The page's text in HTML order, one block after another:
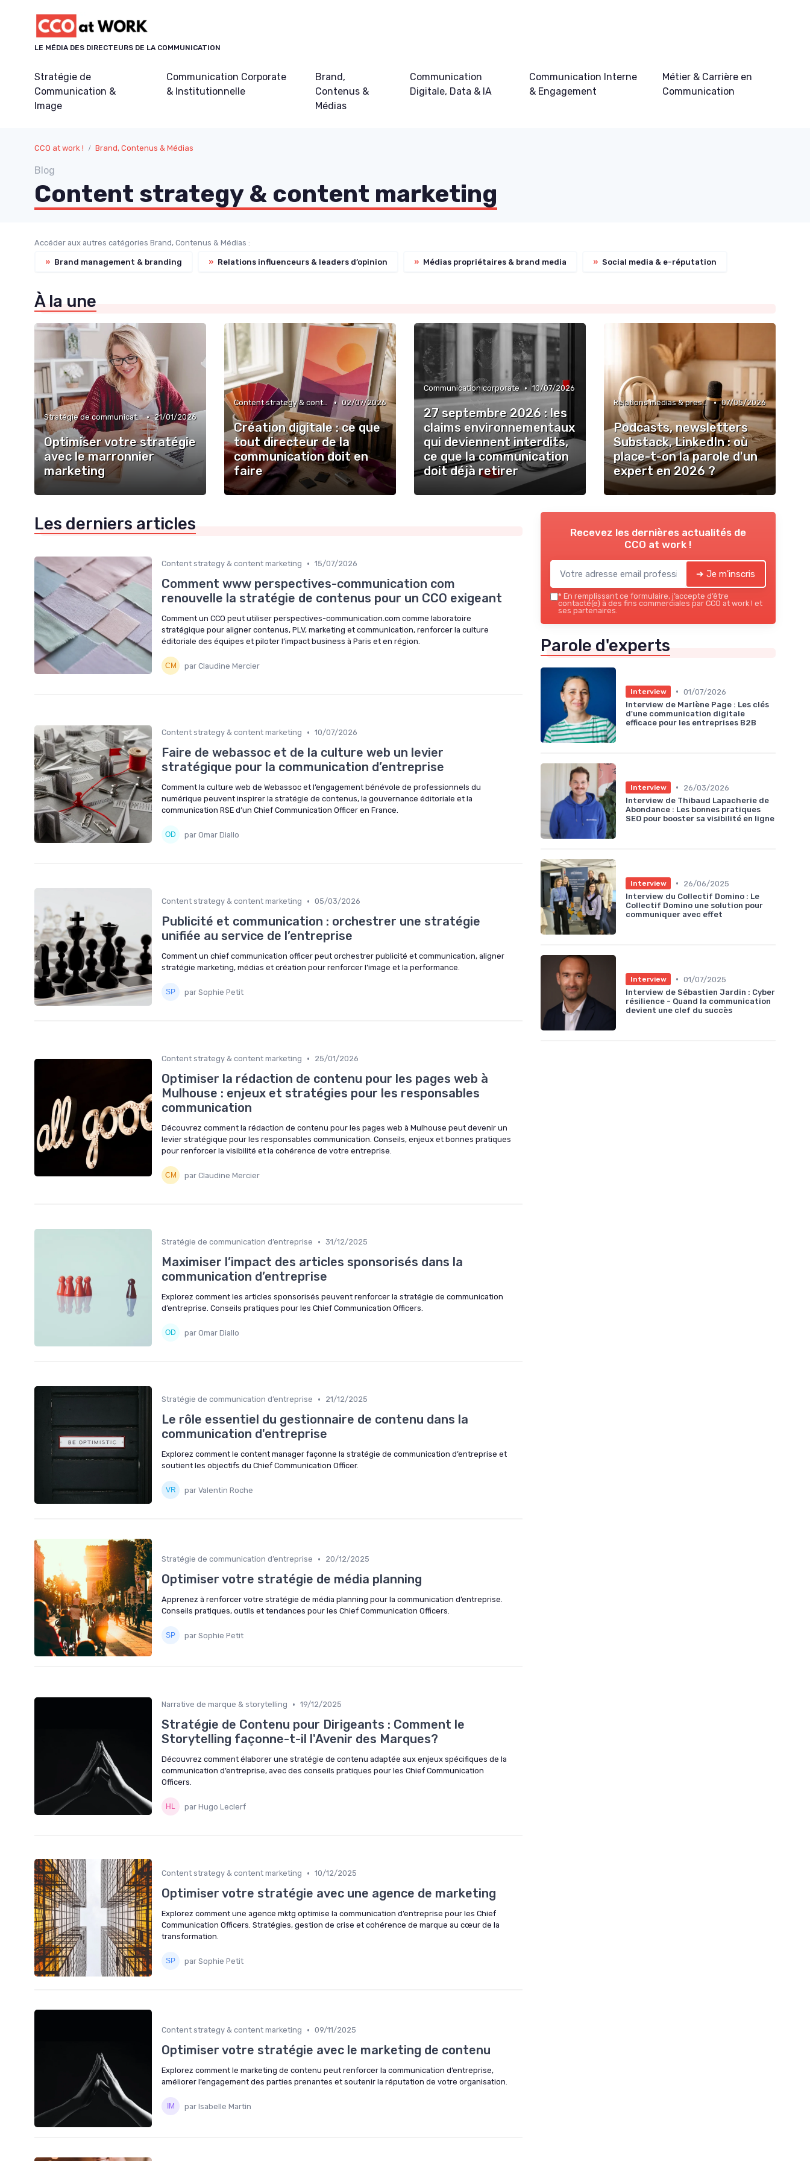
LE MÉDIA DES DIRECTEURS DE LA COMMUNICATION
Stratégie de
Communication &
Image
Communication Corporate
& Institutionnelle
Brand,
Contenus &
Médias
Communication
Digitale, Data & IA
Communication Interne
& Engagement
Métier & Carrière en
Communication
CCO at work ! Brand, Contenus & Médias
Blog
Content strategy & content marketing
Accéder aux autres catégories Brand, Contenus & Médias :
» Brand management & branding » Relations influenceurs & leaders d’opinion » Médias propriétaires & brand media » Social media & e-réputation
À la une
Stratégie de communication d’entreprise • 21/01/2026
Optimiser votre stratégie
avec le marronnier
marketing
Content strategy & content marketing • 02/07/2026
Création digitale : ce que
tout directeur de la
communication doit en
faire
Communication corporate • 10/07/2026
27 septembre 2026 : les
claims environnementaux
qui deviennent interdits,
ce que la communication
doit déjà retirer
Relations médias & presse • 07/05/2026
Podcasts, newsletters
Substack, LinkedIn : où
place-t-on la parole d'un
expert en 2026 ?
Les derniers articles
Content strategy & content marketing • 15/07/2026
Comment www perspectives-communication com
renouvelle la stratégie de contenus pour un CCO exigeant
Comment un CCO peut utiliser perspectives-communication.com comme laboratoire
stratégique pour aligner contenus, PLV, marketing et communication, renforcer la culture
éditoriale des équipes et piloter l’impact business à Paris et en région.
par Claudine Mercier
Content strategy & content marketing • 10/07/2026
Faire de webassoc et de la culture web un levier
stratégique pour la communication d’entreprise
Comment la culture web de Webassoc et l’engagement bénévole de professionnels du
numérique peuvent inspirer la stratégie de contenus, la gouvernance éditoriale et la
communication RSE d’un Chief Communication Officer en France.
par Omar Diallo
Content strategy & content marketing • 05/03/2026
Publicité et communication : orchestrer une stratégie
unifiée au service de l’entreprise
Comment un chief communication officer peut orchestrer publicité et communication, aligner
stratégie marketing, médias et création pour renforcer l’image et la performance.
par Sophie Petit
Content strategy & content marketing • 25/01/2026
Optimiser la rédaction de contenu pour les pages web à
Mulhouse : enjeux et stratégies pour les responsables
communication
Découvrez comment la rédaction de contenu pour les pages web à Mulhouse peut devenir un
levier stratégique pour les responsables communication. Conseils, enjeux et bonnes pratiques
pour renforcer la visibilité et la cohérence de votre entreprise.
par Claudine Mercier
Stratégie de communication d’entreprise • 31/12/2025
Maximiser l’impact des articles sponsorisés dans la
communication d’entreprise
Explorez comment les articles sponsorisés peuvent renforcer la stratégie de communication
d’entreprise. Conseils pratiques pour les Chief Communication Officers.
par Omar Diallo
Stratégie de communication d’entreprise • 21/12/2025
Le rôle essentiel du gestionnaire de contenu dans la
communication d'entreprise
Explorez comment le content manager façonne la stratégie de communication d’entreprise et
soutient les objectifs du Chief Communication Officer.
par Valentin Roche
Stratégie de communication d’entreprise • 20/12/2025
Optimiser votre stratégie de média planning
Apprenez à renforcer votre stratégie de média planning pour la communication d’entreprise.
Conseils pratiques, outils et tendances pour les Chief Communication Officers.
par Sophie Petit
Narrative de marque & storytelling • 19/12/2025
Stratégie de Contenu pour Dirigeants : Comment le
Storytelling façonne-t-il l'Avenir des Marques?
Découvrez comment élaborer une stratégie de contenu adaptée aux enjeux spécifiques de la
communication d’entreprise, avec des conseils pratiques pour les Chief Communication
Officers.
par Hugo Leclerf
Content strategy & content marketing • 10/12/2025
Optimiser votre stratégie avec une agence de marketing
Explorez comment une agence mktg optimise la communication d’entreprise pour les Chief
Communication Officers. Stratégies, gestion de crise et cohérence de marque au cœur de la
transformation.
par Sophie Petit
Content strategy & content marketing • 09/11/2025
Optimiser votre stratégie avec le marketing de contenu
Explorez comment le marketing de contenu peut renforcer la communication d’entreprise,
améliorer l’engagement des parties prenantes et soutenir la réputation de votre organisation.
par Isabelle Martin
Recevez les dernières actualités de
CCO at work !
➔ Je m'inscris
* En remplissant ce formulaire, j’accepte d’être
contacté(e) à des fins commerciales par CCO at work ! et
ses partenaires.
Parole d'experts
Interview • 01/07/2026
Interview de Marlène Page : Les clés
d'une communication digitale
efficace pour les entreprises B2B
Interview •
26/03/2026
Interview de Thibaud Lapacherie de
Abondance : Les bonnes pratiques
SEO pour booster sa visibilité en ligne
Interview •
26/06/2025
Interview du Collectif Domino : Le
Collectif Domino une solution pour
communiquer avec effet
Interview • 01/07/2025
Interview de Sébastien Jardin : Cyber
résilience - Quand la communication
devient une clef du succès